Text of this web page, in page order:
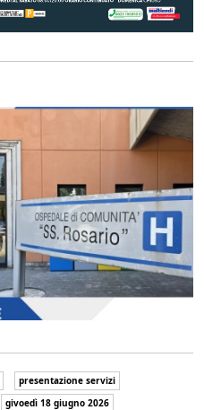
presentazione servizi
givoedì 18 giugno 2026